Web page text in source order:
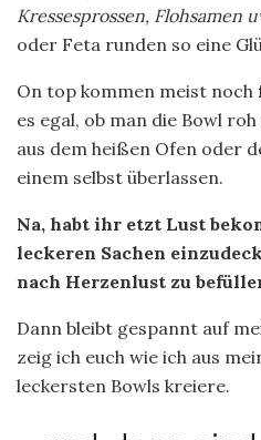
Kressesprossen, Flohsamen
oder Feta runden so eine
On top kommen meist noch
es egal, ob man die Bowl
aus dem heißen Ofen oder
einem selbst überlassen.
Na, habt ihr etzt Lust
leckeren Sachen
nach Herzenlust zu
Dann bleibt gespannt auf
zeig ich euch wie ich aus
leckersten Bowls kreiere.